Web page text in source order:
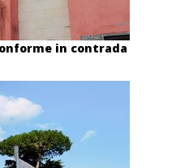
in contrada